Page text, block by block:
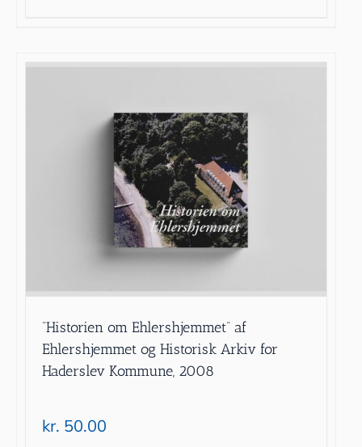
”Historien om Ehlershjemmet” af
Ehlershjemmet og Historisk Arkiv for
Haderslev Kommune, 2008
kr. 50.00